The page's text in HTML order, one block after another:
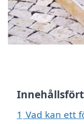
1 Vad kan ett